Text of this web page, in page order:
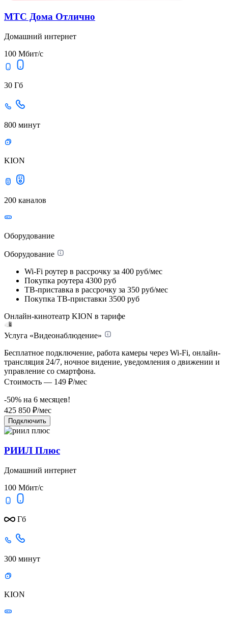
МТС Дома Отлично
Домашний интернет
100 Мбит/с
30 Гб
800 минут
KION
200 каналов
Оборудование
Оборудование
Wi-Fi роутер в рассрочку за 400 руб/мес
Покупка роутера 4300 руб
ТВ-приставка в рассрочку за 350 руб/мес
Покупка ТВ-приставки 3500 руб
Онлайн-кинотеатр KION в тарифе
Услуга «Видеонаблюдение»
Бесплатное подключение, работа камеры через Wi-Fi, онлайн-
трансляция 24/7, ночное видение, уведомления о движении и
управление со смартфона.
Стоимость — 149 ₽/мес
-50% на 6 месяцев!
425 850 ₽/мес
Подключить
РИИЛ Плюс
Домашний интернет
100 Мбит/с
Гб
300 минут
KION